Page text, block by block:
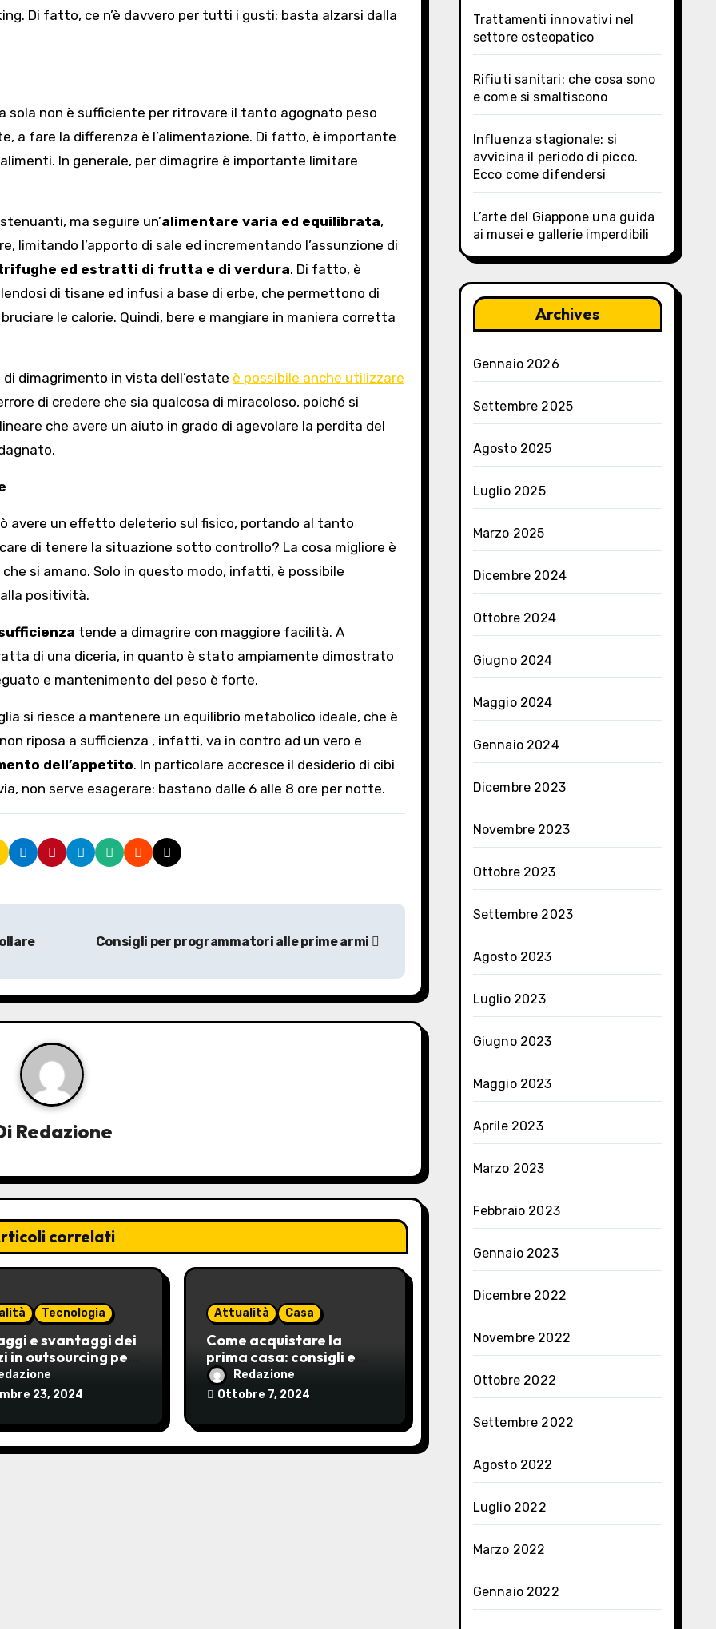
Di fatto, ce n’è davvero per tutti i gusti: basta alzarsi dalla
sola non è sufficiente per ritrovare il tanto agognato peso
a fare la differenza è l’alimentazione. Di fatto, è importante
In generale, per dimagrire è importante limitare
ma seguire un’alimentare varia ed equilibrata,
limitando l’apporto di sale ed incrementando l’assunzione di
ed estratti di frutta e di verdura. Di fatto, è
di tisane ed infusi a base di erbe, che permettono di
le calorie. Quindi, bere e mangiare in maniera corretta
dimagrimento in vista dell’estate è possibile anche utilizzare
di credere che sia qualcosa di miracoloso, poiché si
che avere un aiuto in grado di agevolare la perdita del
avere un effetto deleterio sul fisico, portando al tanto
di tenere la situazione sotto controllo? La cosa migliore è
si amano. Solo in questo modo, infatti, è possibile
positività.
tende a dimagrire con maggiore facilità. A
di una diceria, in quanto è stato ampiamente dimostrato
e mantenimento del peso è forte.
si riesce a mantenere un equilibrio metabolico ideale, che è
riposa a sufficienza , infatti, va in contro ad un vero e
dell’appetito. In particolare accresce il desiderio di cibi
non serve esagerare: bastano dalle 6 alle 8 ore per notte.
Consigli per programmatori alle prime armi
Redazione
correlati
Tecnologia
e svantaggi dei
in outsourcing per
23, 2024
Attualità Casa
Come acquistare la
prima casa: consigli e
mutuiRedazione
Ottobre 7, 2024
Trattamenti innovativi nel
settore osteopatico
Rifiuti sanitari: che cosa sono
e come si smaltiscono
Influenza stagionale: si
avvicina il periodo di picco.
Ecco come difendersi
L’arte del Giappone una guida
ai musei e gallerie imperdibili
Archives
Gennaio 2026
Settembre 2025
Agosto 2025
Luglio 2025
Marzo 2025
Dicembre 2024
Ottobre 2024
Giugno 2024
Maggio 2024
Gennaio 2024
Dicembre 2023
Novembre 2023
Ottobre 2023
Settembre 2023
Agosto 2023
Luglio 2023
Giugno 2023
Maggio 2023
Aprile 2023
Marzo 2023
Febbraio 2023
Gennaio 2023
Dicembre 2022
Novembre 2022
Ottobre 2022
Settembre 2022
Agosto 2022
Luglio 2022
Marzo 2022
Gennaio 2022